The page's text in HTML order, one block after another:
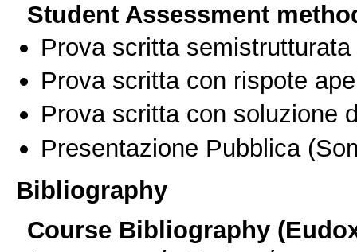
Student Assessment
Prova scritta
Prova scritta con rispote
Prova scritta con soluzione
Presentazione Pubblica
Bibliography
Course Bibliography